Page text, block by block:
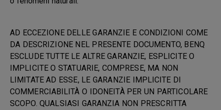
AD ECCEZIONE DELLE GARANZIE E CONDIZIONI COME
DA DESCRIZIONE NEL PRESENTE DOCUMENTO, BENQ
ESCLUDE TUTTE LE ALTRE GARANZIE, ESPLICITE O
IMPLICITE O STATUARIE, COMPRESE, MA NON
LIMITATE AD ESSE, LE GARANZIE IMPLICITE DI
COMMERCIABILITÀ O IDONEITÀ PER UN PARTICOLARE
SCOPO. QUALSIASI GARANZIA NON PRESCRITTA